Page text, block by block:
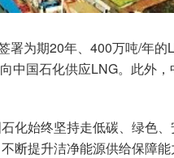
署为期20年、400万吨/年的
中国石化供应LNG。此外
化始终坚持走低碳、绿色
断提升洁净能源供给保障